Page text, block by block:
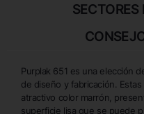
Purplak 651 es una elección
de diseño y fabricación.
atractivo color marrón,
superficie lisa que se puede